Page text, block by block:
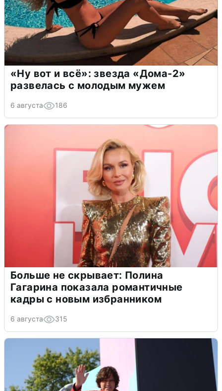
«Ну вот и всё»: звезда «Дома-2»
развелась с молодым мужем
6 августа 186
Больше не скрывает: Полина
Гагарина показала романтичные
кадры с новым избранником
6 августа 315